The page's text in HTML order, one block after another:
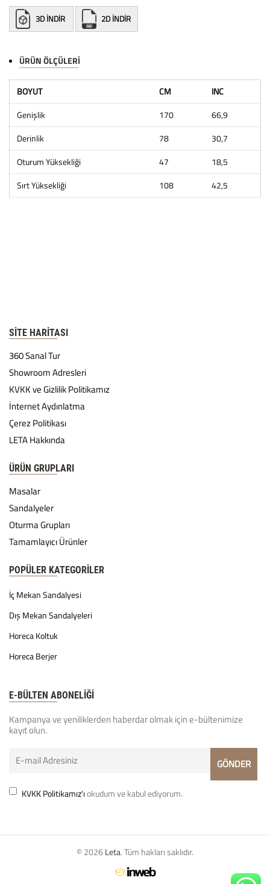
3D İNDİR 2D İNDİR
ÜRÜN ÖLÇÜLERI
BOYUT CM
INC
Genişlik
170
66,9
Derinlik
78
30,7
Oturum Yüksekliği
47
18,5
Sırt Yüksekliği
108 42,5
SITE HARITASI
360 Sanal Tur
Showroom Adresleri
KVKK ve Gizlilik Politikamız
İnternet Aydınlatma
Çerez Politikası
LETA Hakkında
ÜRÜN GRUPLARI
Masalar
Sandalyeler
Oturma Grupları
Tamamlayıcı Ürünler
POPÜLER KATEGORILER
İç Mekan Sandalyesi
Dış Mekan Sandalyeleri
Horeca Koltuk
Horeca Berjer
E-BÜLTEN ABONELİĞİ
Kampanya ve yeniliklerden haberdar olmak için e-bültenimize
kayıt olun.
KVKK Politikamız'ıokudum ve kabul ediyorum.
© 2026 Leta. Tüm hakları saklıdır.